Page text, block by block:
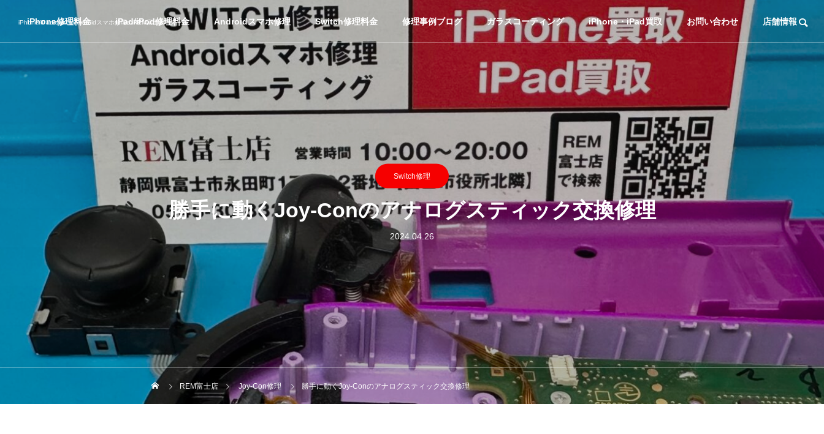
iPhone/iPad/switch/Androidスマホ修理のREM富士店
iPhone修理料金 iPad/iPod修理料金 Androidスマホ修理 Switch修理料金 修理事例ブログ ガラスコーティング iPhone・iPad買取 お問い合わせ 店舗情報
Switch修理
勝手に動くJoy-Conのアナログスティック交換修理
2024.04.26
REM富士店 Joy-Con修理 勝手に動くJoy-Conのアナログスティック交換修理